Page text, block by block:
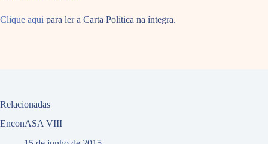
Clique aqui para ler a Carta Política na íntegra.
Relacionadas
EnconASA VIII